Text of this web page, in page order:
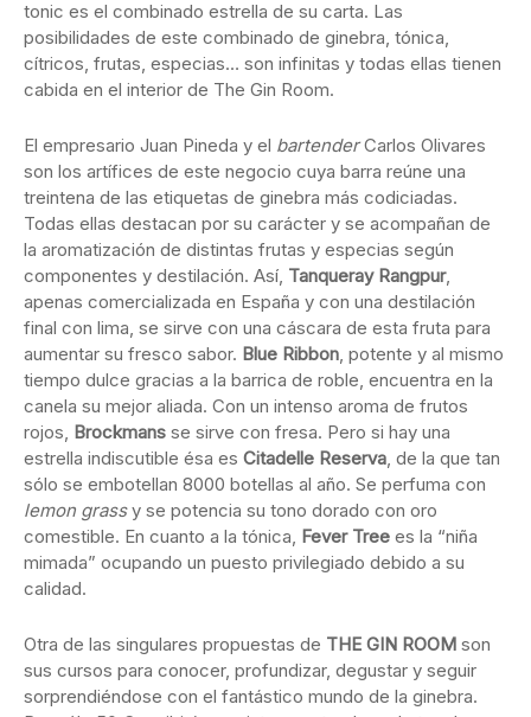
tonic es el combinado estrella de su carta. Las
posibilidades de este combinado de ginebra, tónica,
cítricos, frutas, especias… son infinitas y todas ellas tienen
cabida en el interior de The Gin Room.
El empresario Juan Pineda y el bartenderCarlos Olivares
son los artífices de este negocio cuya barra reúne una
treintena de las etiquetas de ginebra más codiciadas.
Todas ellas destacan por su carácter y se acompañan de
la aromatización de distintas frutas y especias según
componentes y destilación. Así, Tanqueray Rangpur,
apenas comercializada en España y con una destilación
final con lima, se sirve con una cáscara de esta fruta para
aumentar su fresco sabor. Blue Ribbon, potente y al mismo
tiempo dulce gracias a la barrica de roble, encuentra en la
canela su mejor aliada. Con un intenso aroma de frutos
rojos, Brockmans se sirve con fresa. Pero si hay una
estrella indiscutible ésa es Citadelle Reserva, de la que tan
sólo se embotellan 8000 botellas al año. Se perfuma con
lemon grassy se potencia su tono dorado con oro
comestible. En cuanto a la tónica, Fever Tree es la “niña
mimada” ocupando un puesto privilegiado debido a su
calidad.
Otra de las singulares propuestas de THE GIN ROOM son
sus cursos para conocer, profundizar, degustar y seguir
sorprendiéndose con el fantástico mundo de la ginebra.